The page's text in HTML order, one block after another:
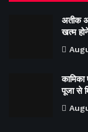
अतीक
खत्म
पूजा से